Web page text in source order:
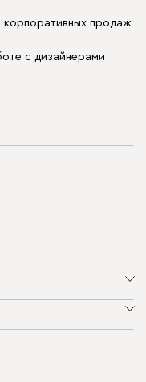
корпоративных продаж
с дизайнерами